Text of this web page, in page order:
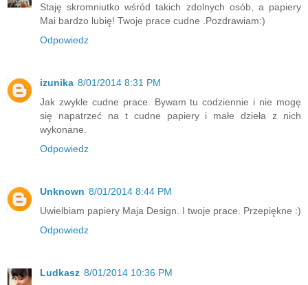
Staję skromniutko wśród takich zdolnych osób, a papiery
Mai bardzo lubię! Twoje prace cudne .Pozdrawiam:)
Odpowiedz
izunika 8/01/2014 8:31 PM
Jak zwykle cudne prace. Bywam tu codziennie i nie mogę
się napatrzeć na t cudne papiery i małe dzieła z nich
wykonane.
Odpowiedz
Unknown 8/01/2014 8:44 PM
Uwielbiam papiery Maja Design. I twoje prace. Przepiękne :)
Odpowiedz
Ludkasz 8/01/2014 10:36 PM